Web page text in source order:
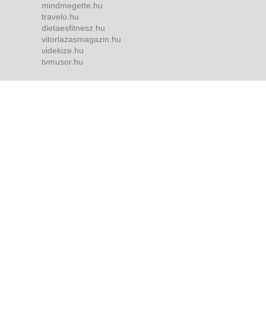
mindmegette.hu
travelo.hu
dietaesfitnesz.hu
vitorlazasmagazin.hu
videkize.hu
tvmusor.hu